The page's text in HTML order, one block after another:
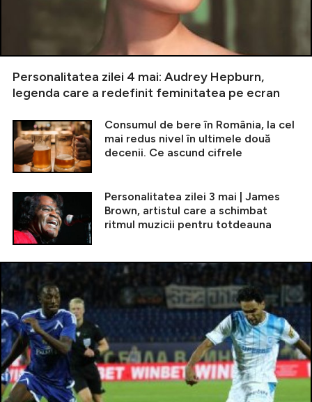
Personalitatea zilei 4 mai: Audrey Hepburn,
legenda care a redefinit feminitatea pe ecran
Consumul de bere în România, la cel
mai redus nivel în ultimele două
decenii. Ce ascund cifrele
Personalitatea zilei 3 mai | James
Brown, artistul care a schimbat
ritmul muzicii pentru totdeauna